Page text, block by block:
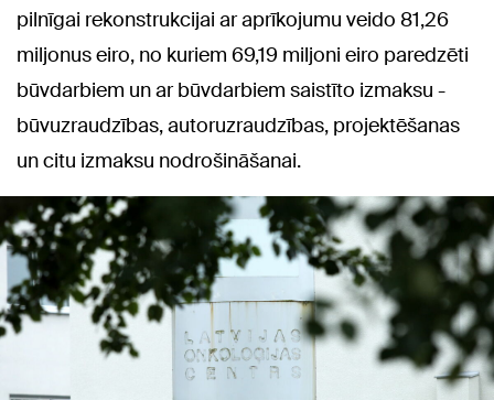
pilnīgai rekonstrukcijai ar aprīkojumu veido 81,26
miljonus eiro, no kuriem 69,19 miljoni eiro paredzēti
būvdarbiem un ar būvdarbiem saistīto izmaksu -
būvuzraudzības, autoruzraudzības, projektēšanas
un citu izmaksu nodrošināšanai.